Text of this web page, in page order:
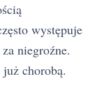
występuje
niegroźne.
chorobą.